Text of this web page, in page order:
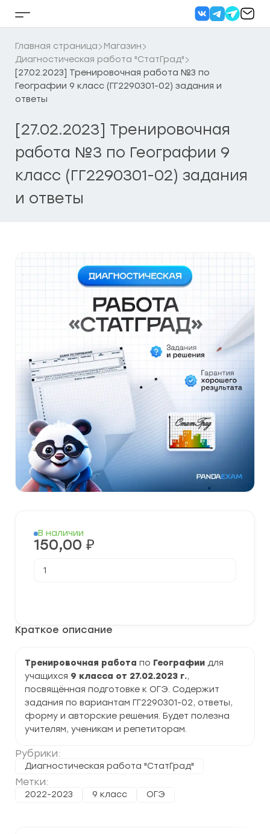
Кнопка
бокового
меню
Главная страница
Магазин
Диагностическая работа "СтатГрад"
[27.02.2023] Тренировочная работа №3 по
Географии 9 класс (ГГ2290301-02) задания и
ответы
[27.02.2023] Тренировочная
работа №3 по Географии 9
класс (ГГ2290301-02) задания
и ответы
Краткое описание
Тренировочная работа по Географии для
учащихся 9 класса от 27.02.2023 г.,
посвящённая подготовке к ОГЭ. Содержит
задания по вариантам ГГ2290301-02, ответы,
форму и авторские решения. Будет полезна
учителям, ученикам и репетиторам.
Рубрики:
Диагностическая работа "СтатГрад"
Метки:
2022-2023 9 класс ОГЭ
В наличии
150,00 ₽
товара
Географии
(ГГ2290301-
02)
задания
и
ответы